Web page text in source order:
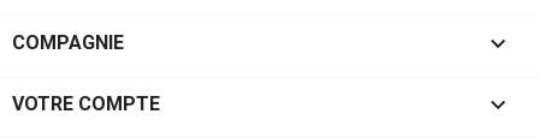
COMPAGNIE 
VOTRE COMPTE 